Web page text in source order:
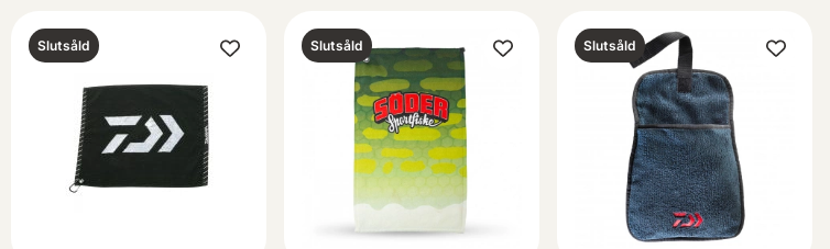
Slutsåld Slutsåld Slutsåld